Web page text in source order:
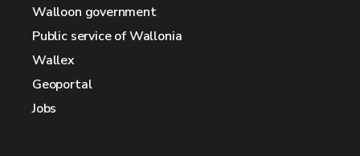
Walloon government
Public service of Wallonia
Wallex
Geoportal
Jobs